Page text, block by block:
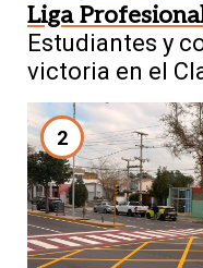
Liga
Estudiantes y
victoria en el
2